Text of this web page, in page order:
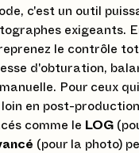
c'est un outil
exigeants.
le contrôle
d'obturation,
Pour ceux
loin en post-
comme le LOG
(pour la photo)